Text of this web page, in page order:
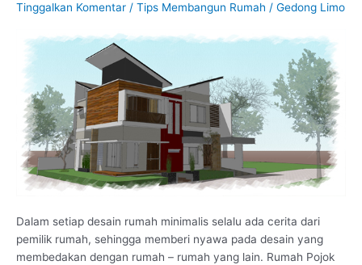
Tinggalkan Komentar / Tips Membangun Rumah / Gedong Limo
Dalam setiap desain rumah minimalis selalu ada cerita dari
pemilik rumah, sehingga memberi nyawa pada desain yang
membedakan dengan rumah – rumah yang lain. Rumah Pojok
IJEN